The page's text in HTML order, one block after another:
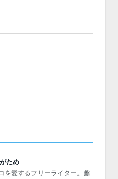
ため
を愛するフリーライター。趣